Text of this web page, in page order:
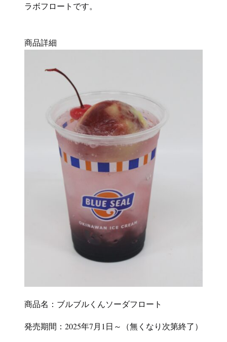
ラボフロートです。
商品詳細
商品名：ブルブルくんソーダフロート
発売期間：2025年7月1日～（無くなり次第終了）